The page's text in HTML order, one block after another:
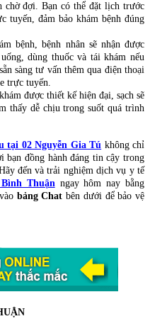
chờ đợi. Bạn có thể đặt lịch trước
tuyến, đảm bảo khám bệnh đúng
bệnh, bệnh nhân sẽ nhận được
dùng thuốc và tái khám nếu
sàng tư vấn thêm qua điện thoại
trực tuyến.
được thiết kế hiện đại, sạch sẽ
thấy dễ chịu trong suốt quá trình
tại 02 Nguyễn Gia Tú không chỉ
bạn đồng hành đáng tin cậy trong
đến và trải nghiệm dịch vụ y tế
Thuậnngay hôm nay bằng
bảng Chat bên dưới để bảo vệ